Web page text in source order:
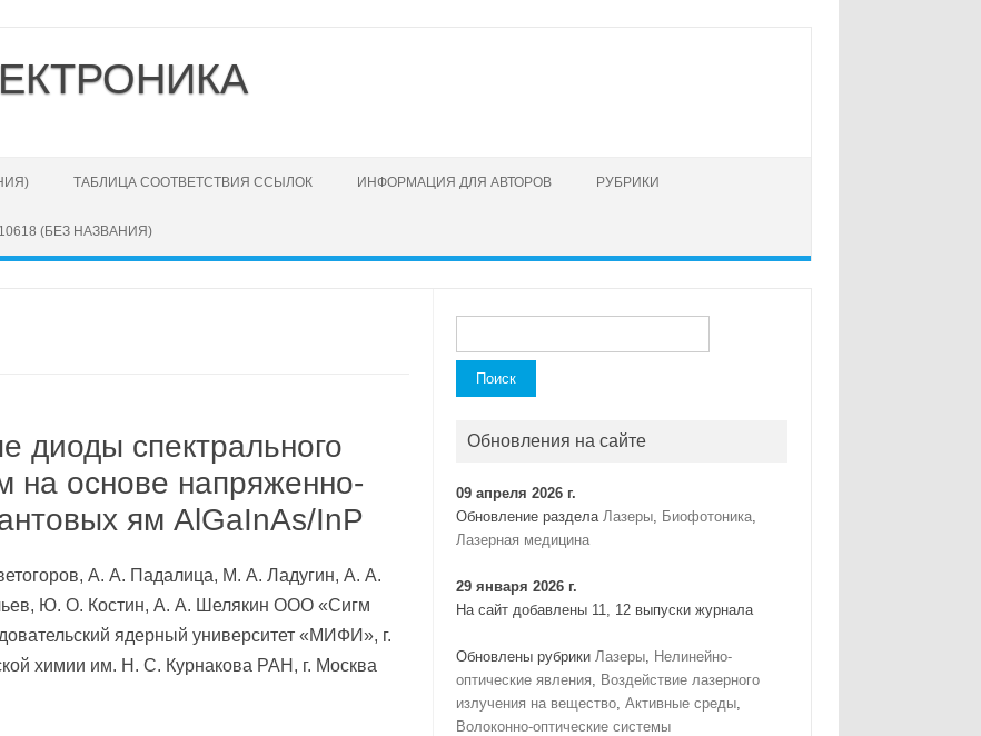
ТАБЛИЦА СООТВЕТСТВИЯ ССЫЛОК ИНФОРМАЦИЯ ДЛЯ АВТОРОВ РУБРИКИ
(БЕЗ НАЗВАНИЯ)
диоды спектрального
на основе напряженно-
ям AlGaInAs/InP
А. А. Падалица, М. А. Ладугин, А. А.
Ю. О. Костин, А. А. Шелякин ООО «Сигм
ядерный университет «МИФИ», г.
химии им. Н. С. Курнакова РАН, г. Москва
Обновления на сайте
09 апреля 2026 г.
Обновление разделаЛазеры, Биофотоника,
Лазерная медицина
29 января 2026 г.
На сайт добавлены 11, 12 выпуски журнала
Обновлены рубрикиЛазеры, Нелинейно-
оптические явления, Воздействие лазерного
излучения на вещество,Активные среды,
Волоконно-оптические системы